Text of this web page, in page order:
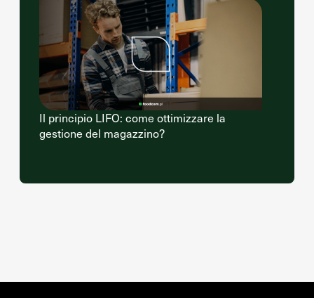
Il principio LIFO: come ottimizzare la
gestione del magazzino?